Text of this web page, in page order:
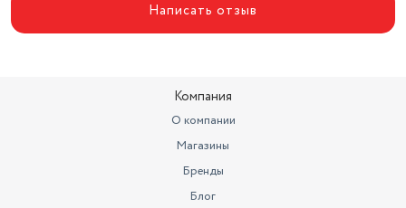
Написать отзыв
Компания
О компании
Магазины
Бренды
Блог